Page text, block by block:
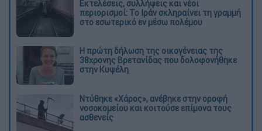
Εκτελέσεις, συλλήψεις και νέοι
περιορισμοί: Το Ιράν σκληραίνει τη γραμμή
στο εσωτερικό εν μέσω πολέμου
Η πρώτη δήλωση της οικογένειας της
38χρονης Βρετανίδας που δολοφονήθηκε
στην Κυψέλη
Ντύθηκε «Χάρος», ανέβηκε στην οροφή
νοσοκομείου και κοιτούσε επίμονα τους
ασθενείς